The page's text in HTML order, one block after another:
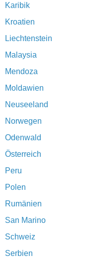
Karibik
Kroatien
Liechtenstein
Malaysia
Mendoza
Moldawien
Neuseeland
Norwegen
Odenwald
Österreich
Peru
Polen
Rumänien
San Marino
Schweiz
Serbien